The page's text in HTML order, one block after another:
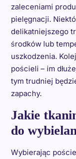
zaleceniami
pielęgnacji.
delikatniejszego
środków lub
uszkodzenia.
pościeli – im
tym trudniej
zapachy.
Jakie
do
Wybierając